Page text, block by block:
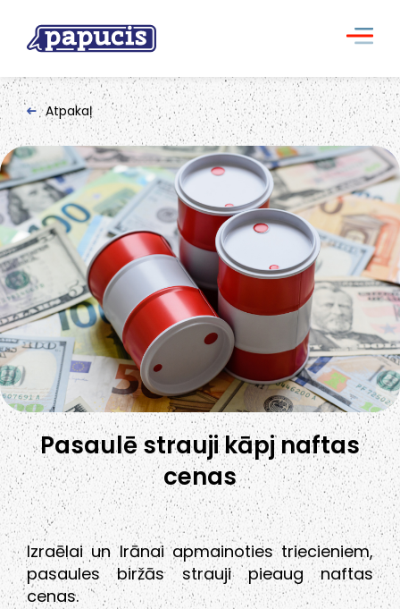
Atpakaļ
Pasaulē strauji kāpj naftas
cenas
Izraēlai un Irānai apmainoties triecieniem,
pasaules biržās strauji pieaug naftas
cenas.